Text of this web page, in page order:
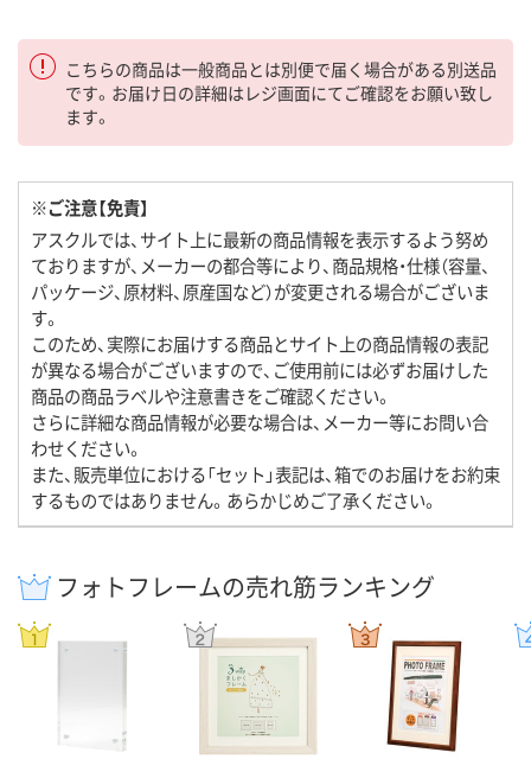
こちらの商品は一般商品とは別便で届く場合がある別送品
です。お届け日の詳細はレジ画面にてご確認をお願い致し
ます。
※ご注意【免責】
アスクルでは、サイト上に最新の商品情報を表示するよう努め
ておりますが、メーカーの都合等により、商品規格・仕様（容量、
パッケージ、原材料、原産国など）が変更される場合がございま
す。
このため、実際にお届けする商品とサイト上の商品情報の表記
が異なる場合がございますので、ご使用前には必ずお届けした
商品の商品ラベルや注意書きをご確認ください。
さらに詳細な商品情報が必要な場合は、メーカー等にお問い合
わせください。
また、販売単位における「セット」表記は、箱でのお届けをお約束
するものではありません。あらかじめご了承ください。
フォトフレームの売れ筋ランキング